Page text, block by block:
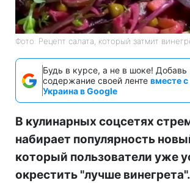
Фото: Рецепт салата, который затмит
Будь в курсе, а не в шоке! Добавь
содержание своей ленте вместе
Украина в Google
В кулинарных соцсетях
набирает популярность
который пользователи уже
окрестить "лучше